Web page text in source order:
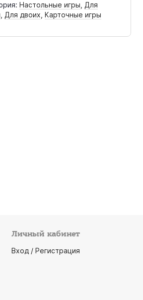
Настольные игры Для
Для двоих ,Карточные игры
Личный кабинет
Вход / Регистрация